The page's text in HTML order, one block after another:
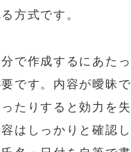
方式です。
で作成するにあた
です。内容が曖昧
たりすると効力を
はしっかりと確認